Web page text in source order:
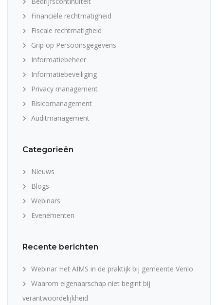
Financiële rechtmatigheid
Fiscale rechtmatigheid
Grip op Persoonsgegevens
Informatiebeheer
Informatiebeveiliging
Privacy management
Risicomanagement
Auditmanagement
Categorieën
Nieuws
Blogs
Webinars
Evenementen
Recente berichten
Webinar Het AIMS in de praktijk bij gemeente Venlo
Waarom eigenaarschap niet begint bij
verantwoordelijkheid